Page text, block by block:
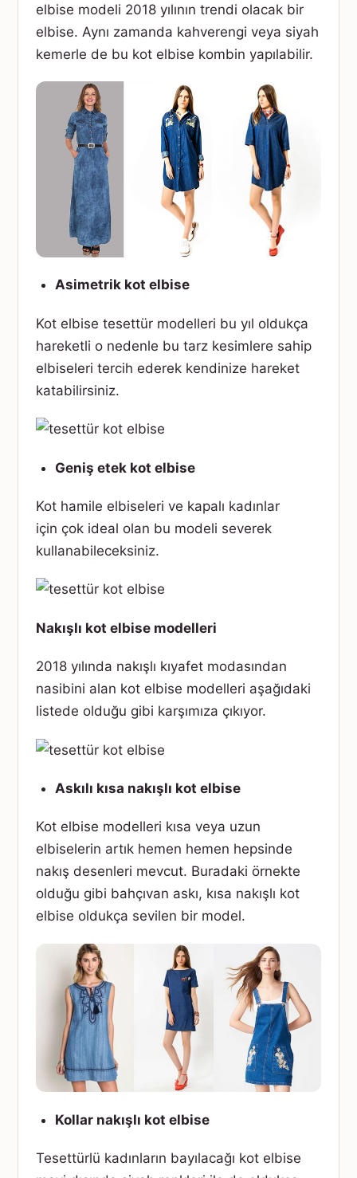
elbise modeli 2018 yılının trendi olacak bir
elbise. Aynı zamanda kahverengi veya siyah
kemerle de bu kot elbise kombin yapılabilir.
Asimetrik kot elbise
Kot elbise tesettür modelleri bu yıl oldukça
hareketli o nedenle bu tarz kesimlere sahip
elbiseleri tercih ederek kendinize hareket
katabilirsiniz.
Geniş etek kot elbise
Kot hamile elbiseleri ve kapalı kadınlar
için çok ideal olan bu modeli severek
kullanabileceksiniz.
Nakışlı kot elbise modelleri
2018 yılında nakışlı kıyafet modasından
nasibini alan kot elbise modelleri aşağıdaki
listede olduğu gibi karşımıza çıkıyor.
Askılı kısa nakışlı kot elbise
Kot elbise modelleri kısa veya uzun
elbiselerin artık hemen hemen hepsinde
nakış desenleri mevcut. Buradaki örnekte
olduğu gibi bahçıvan askı, kısa nakışlı kot
elbise oldukça sevilen bir model.
Kollar nakışlı kot elbise
Tesettürlü kadınların bayılacağı kot elbise